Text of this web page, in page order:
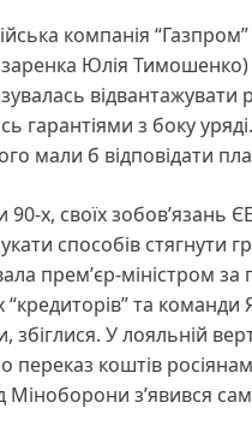
компанія
Юлія Тимошенко)
відвантажувати
гарантіями з боку
мали б відповідати
х, своїх
способів стягнути
премʼєр-міністром
“кредиторів” та
збіглися. У лояльній
переказ коштів
Міноборони зʼявився